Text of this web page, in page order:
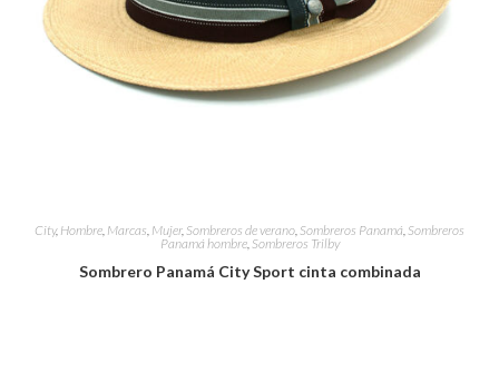
City, Hombre, Marcas, Mujer, Sombreros de verano, Sombreros Panamá, Sombreros
Panamá hombre, Sombreros Trilby
Sombrero Panamá City Sport cinta combinada